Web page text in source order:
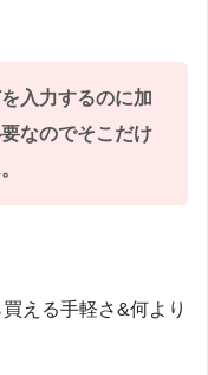
入力するのに加
なのでそこだけ
える手軽さ&何より